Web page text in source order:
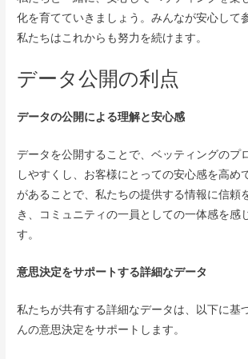
化を育てていきましょう。みんなが安心して
私たちはこれからも努力を続けます。
データ公開の利点
データの公開による理解と安心感
データを公開することで、ベッティングのプ
しやすくし、お客様にとっての安心感を高め
があることで、私たちの提供する情報に信頼
き、コミュニティの一員としての一体感を感
す。
意思決定をサポートする詳細なデータ
私たちが共有する詳細なデータは、以下に基
んの意思決定をサポートします。